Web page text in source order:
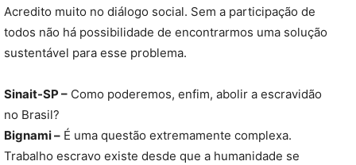
Acredito muito no diálogo social. Sem a participação de
todos não há possibilidade de encontrarmos uma solução
sustentável para esse problema.
Sinait-SP – Como poderemos, enfim, abolir a escravidão
no Brasil?
Bignami – É uma questão extremamente complexa.
Trabalho escravo existe desde que a humanidade se